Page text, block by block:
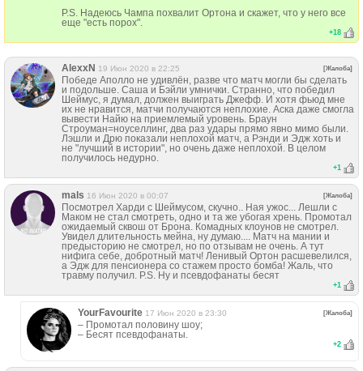
P.S. Надеюсь Чампа похвалит Ортона и скажет, что у него все
еще "есть порох".
+18
AlexxN 19 Июн 2020 в 22:25 [Жалоба]
Победе Аполло не удивлён, разве что матч могли бы сделать
и подольше. Саша и Бэйли умнички. Странно, что победил
Шеймус, я думал, должен выиграть Джефф. И хотя фьюд мне
их не нравится, матчи получаются неплохие. Аска даже смогла
вывести Найю на приемлемый уровень. Браун
Строуман=ноуселлинг, два раз удары прямо явно мимо были.
Лэшли и Дрю показали неплохой матч, а Рэнди и Эдж хоть и
не "лучший в истории", но очень даже неплохой. В целом
получилось недурно.
+1
mals 16 Июн 2020 в 00:07 [Жалоба]
Посмотрел Харди с Шеймусом, скучно.. Ная ужос... Лешли с
Маком не стал смотреть, одно и та же убогая хрень. Промотал
ожидаемый сквош от Брона. Комадных клоунов не смотрел.
Увидел длительность мейна, ну думаю.... Матч на мании и
предысторию не смотрел, но по отзывам не очень. А тут
нифига себе, добротный матч! Ленивый Ортон расшевелился,
а Эдж для пенсионера со стажем просто бомба! Жаль, что
травму получил. P.S. Ну и псевдофанаты бесят
+1
YourFavourite 17 Июн 2020 в 23:30 [Жалоба]
– Промотал половину шоу;
– Бесят псевдофанаты.
+2